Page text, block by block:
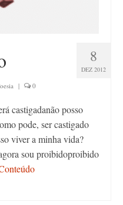
8
DEZ 2012
| 0
castigadanão posso
pode, ser castigado
viver a minha vida?
sou proibidoproibido